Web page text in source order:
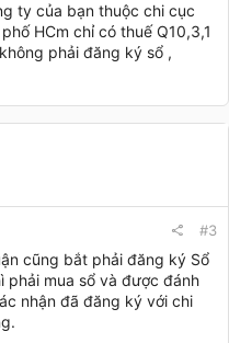
ty của bạn thuộc chi cục
HCm chỉ có thuế Q10,3,1
phải đăng ký sổ ,
#3
cũng bắt phải đăng ký Sổ
phải mua sổ và được đánh
nhận đã đăng ký với chi